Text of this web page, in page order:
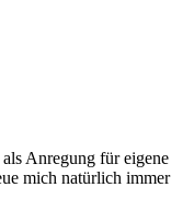
Anregung für eigene
mich natürlich immer